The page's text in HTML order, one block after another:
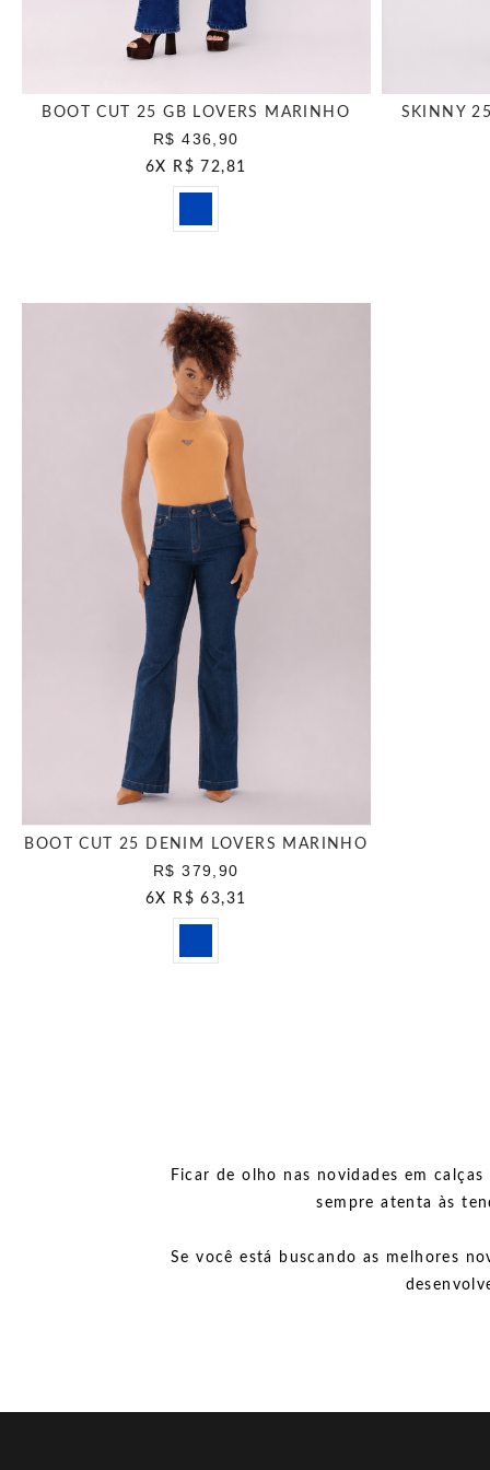
BOOT CUT 25 GB LOVERS MARINHO
R$ 436,90
6X R$ 72,81
SKINNY
BOOT CUT 25 DENIM LOVERS MARINHO
R$ 379,90
6X R$ 63,31
Ficar de olho nas novidades em
sempre atenta às
Se você está buscando as melhores